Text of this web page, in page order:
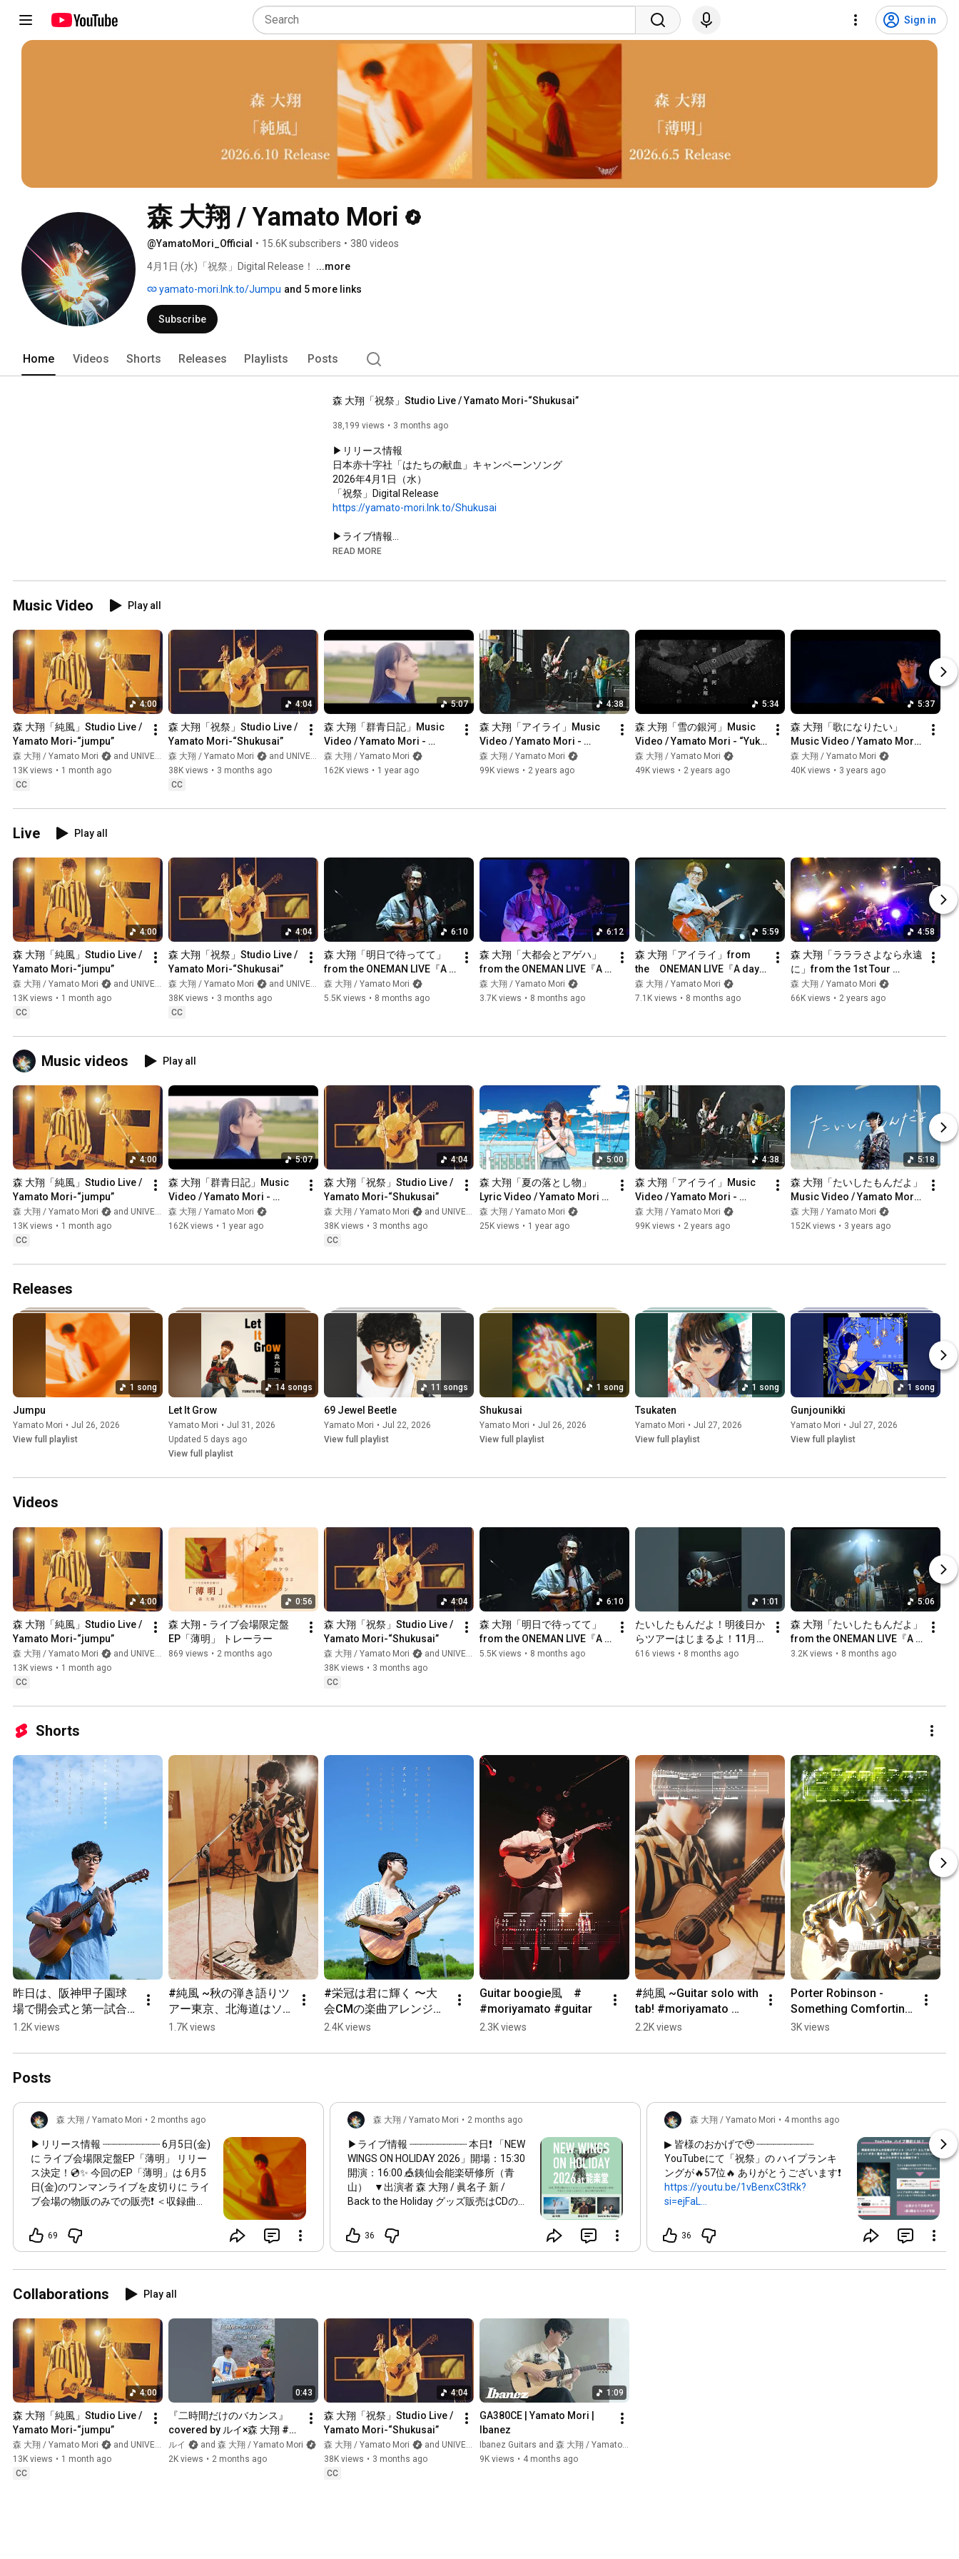
Sign in
森 大翔 / Yamato Mori
@YamatoMori_Official • 15.6K subscribers • 380 videos
4月1日 (水)「祝祭」Digital Release！ ...more
yamato-mori.lnk.to/Jumpu and 5 more links
Subscribe
Home Videos Shorts Releases Playlists Posts
森 大翔「祝祭」Studio Live / Yamato Mori-“Shukusai”
38,199 views 3 months ago
▶︎リリース情報
日本赤十字社「はたちの献血」キャンペーンソング
2026年4月1日（水）
https://yamato-mori.lnk.to/Shukusai
▶︎ライブ情報
森 大翔 LIVE「A day of YAMATO69/26」
会場：SHIBUYA PLEASURE PLEASURE
会場：大阪 Music Club JANUS
開場 18:15 / 開演 19:00
料金：一般指定席 ¥4,500（D別）
U-23指定席 ¥3,500（D別）
チケットプレイガイド先行中！
4月12日（日） 23:59
ローソン：
https://l-tike.com/artist/00000000093...
＊U-23指定席は公演当日に23歳以下のお客様用のチケットにな
__________________
Vo.Ag ：Yamato Mori
Producer：Yuya Hara
Production Assistant：Konatsu Kameyama
Director of Photography：Tomoka Sado
Cameraman：Yuya Mizukoshi, Yuya Tarui, Mizuki Sonoda
Camera Assistant：Ruka Yamaguchi
Colorist：Rikuto Tamura
Production：629inc
photo：Tetsuya Yamakawa
__________________
■森 大翔Profile
2003年6月生まれの22歳。北海道・知床 羅臼町出身。
小学6年の頃、従兄弟からの影響でギターを始める。インターネ
ットで様々なギタリストから影響を受け培ったギターテクニッ
クと、大自然で育まれた感性から生み出される楽曲を武器に、
16歳の時にイギリス・ロンドンで行われた「Young Guitarist of
the Year 2019 powered by Ernie Ball」（16歳以下のギタリスト
によるエレキギターの世界大会）に出場し、英国・米国など
卓越圧巻のギター演奏と無垢な歌声、そして独創的なセンスで
■森 大翔 関連リンク
Official HP：https://www.yamato-mori.com/
Official Instagram：
https://www.instagram.com/yamatooo_mori/
Official X： https://twitter.com/yamatooo_guitar
Official Staff X：
https://twitter.com/yamatomoristaff
YouTube Channel：
https://www.youtube.com/channel/UCLuj...
Official TikTok https://www.tiktok.com/@yamatooo_guitar
READ MORE
Music Video Play all
4:00
森 大翔「純風」Studio Live /
Yamato Mori-“jumpu”
森 大翔 / Yamato Mori
and UNIVERSAL MUSIC JAPAN
13K views • 1 month ago
CC
4:04
森 大翔「祝祭」Studio Live /
Yamato Mori-“Shukusai”
森 大翔 / Yamato Mori
and UNIVERSAL MUSIC JAPAN
38K views • 3 months ago
CC
5:07
森 大翔「群青日記」Music
Video / Yamato Mori -
“Gunjo Nikki”（ABCテレビ・
テレビ朝日系ドラマ「マイダ
森 大翔 / Yamato Mori
162K views • 1 year ago
4:38
森 大翔「アイライ」Music
Video / Yamato Mori -
“Airai”
森 大翔 / Yamato Mori
99K views • 2 years ago
5:34
森 大翔「雪の銀河」Music
Video / Yamato Mori - “Yuki
no Ginga”
森 大翔 / Yamato Mori
49K views • 2 years ago
5:37
森 大翔「歌になりたい」
Music Video / Yamato Mori -
“Uta Ni Naritai”
森 大翔 / Yamato Mori
40K views • 3 years ago
Live Play all
4:00
森 大翔「純風」Studio Live /
Yamato Mori-“jumpu”
森 大翔 / Yamato Mori
and UNIVERSAL MUSIC JAPAN
13K views • 1 month ago
CC
4:04
森 大翔「祝祭」Studio Live /
Yamato Mori-“Shukusai”
森 大翔 / Yamato Mori
and UNIVERSAL MUSIC JAPAN
38K views • 3 months ago
CC
6:10
森 大翔「明日で待ってて」
from the ONEMAN LIVE『A
day of YAMATO 69/25』＠渋
谷WWWX 2025.06.06
森 大翔 / Yamato Mori
5.5K views • 8 months ago
6:12
森 大翔「大都会とアゲハ」
from the ONEMAN LIVE『A
day of YAMATO 69/25』＠渋
谷WWWX 2025.06.06
森 大翔 / Yamato Mori
3.7K views • 8 months ago
5:59
森 大翔「アイライ」from
the　ONEMAN LIVE『A day
of YAMATO 69/25』＠渋谷
WWWX 2025.06.06
森 大翔 / Yamato Mori
7.1K views • 8 months ago
4:58
森 大翔「ラララさよなら永遠
に」from the 1st Tour
”Mountain &
Forest"@Shibuya WWW
森 大翔 / Yamato Mori
66K views • 2 years ago
Music videos Play all
4:00
森 大翔「純風」Studio Live /
Yamato Mori-“jumpu”
森 大翔 / Yamato Mori
and UNIVERSAL MUSIC JAPAN
13K views • 1 month ago
CC
5:07
森 大翔「群青日記」Music
Video / Yamato Mori -
“Gunjo Nikki”（ABCテレビ・
テレビ朝日系ドラマ「マイダ
森 大翔 / Yamato Mori
162K views • 1 year ago
4:04
森 大翔「祝祭」Studio Live /
Yamato Mori-“Shukusai”
森 大翔 / Yamato Mori
and UNIVERSAL MUSIC JAPAN
38K views • 3 months ago
CC
5:00
森 大翔「夏の落とし物」
Lyric Video / Yamato Mori -
“Natsu No Otoshimono”
森 大翔 / Yamato Mori
25K views • 1 year ago
4:38
森 大翔「アイライ」Music
Video / Yamato Mori -
“Airai”
森 大翔 / Yamato Mori
99K views • 2 years ago
5:18
森 大翔「たいしたもんだよ」
Music Video / Yamato Mori -
“Taishitamondayo”
森 大翔 / Yamato Mori
152K views • 3 years ago
Releases
1 song
Jumpu
Yamato Mori • Jul 26, 2026
View full playlist
14 songs
Let It Grow
Yamato Mori • Jul 31, 2026
Updated 5 days ago
View full playlist
11 songs
69 Jewel Beetle
Yamato Mori • Jul 22, 2026
View full playlist
1 song
Shukusai
Yamato Mori • Jul 26, 2026
View full playlist
1 song
Tsukaten
Yamato Mori • Jul 27, 2026
View full playlist
1 song
Gunjounikki
Yamato Mori • Jul 27, 2026
View full playlist
Videos
4:00
森 大翔「純風」Studio Live /
Yamato Mori-“jumpu”
森 大翔 / Yamato Mori
and UNIVERSAL MUSIC JAPAN
13K views • 1 month ago
CC
0:56
森 大翔 - ライブ会場限定盤
EP「薄明」 トレーラー
869 views • 2 months ago
4:04
森 大翔「祝祭」Studio Live /
Yamato Mori-“Shukusai”
森 大翔 / Yamato Mori
and UNIVERSAL MUSIC JAPAN
38K views • 3 months ago
CC
6:10
森 大翔「明日で待ってて」
from the ONEMAN LIVE『A
day of YAMATO 69/25』＠渋
5.5K views • 8 months ago
1:01
たいしたもんだよ！明後日か
らツアーはじまるよ！11月の
バンド編成ツアー
616 views • 8 months ago
5:06
森 大翔「たいしたもんだよ」
from the ONEMAN LIVE『A
day of YAMATO 69/25』＠渋
3.2K views • 8 months ago
Shorts
昨日は、阪神甲子園球
場で開会式と第一試合
を観戦しました！選手
熱量と集中力に心踊
り、熱狂しっぱなしで
した！暑さに気をつけ
て楽しんでいきましょ
う！ #森大翔 #栄冠は君
1.2K views
#純風 ~秋の弾き語りツ
アー東京、北海道はソ
ールドとなりました！
す！その他、5箇所はま
す！！ #moriyamato #
森大翔 #guitar
1.7K views
#栄冠は君に輝く 〜大
会CMの楽曲アレンジと
歌唱を担当させていた
せも決まり、開会式ま
ろん、全国の高校球児
の皆さんを応援します
2.4K views
Guitar boogie風　#
#moriyamato #guitar
2.3K views
#純風 ~Guitar solo with
tab! #moriyamato
#acousticguitar
2.2K views
Porter Robinson -
Something Comforting
(Acoustic)本当に大好き
曲！ #moriyamato
3K views
Posts
森 大翔 / Yamato Mori • 2 months ago
▶︎リリース情報 ┈┈┈┈┈┈┈┈┈┈ 6月5日(金)
に ライブ会場限定盤EP「薄明」 リリー
ス決定！💿✨ 今回のEP「薄明」は 6月5
日(金)のワンマンライブを皮切りに ライ
ブ会場の物販のみでの販売❗️ ＜収録曲＞
PROA-101 ￥2,200(税込)
69
森 大翔 / Yamato Mori • 2 months ago
▶︎ライブ情報 ┈┈┈┈┈┈┈┈┈┈ 本日❗️ 「NEW
WINGS ON HOLIDAY 2026」開場： 15:30
開演： 16:00 🎪銕仙会能楽研修所（青
山） ▼出演者 森 大翔 / 眞名子 新 /
Back to the Holiday グッズ販売はCDのみ
ざいません！ キャッシュレス可能
36
森 大翔 / Yamato Mori • 4 months ago
▶ 皆様のおかげで🥹 ┈┈┈┈┈┈┈┈┈┈
YouTubeにて「祝祭」の ハイプランキ
ングが🔥57位🔥 ありがとうございます❗️
https://youtu.be/1vBenxC3tRk?
si=ejFaL...
ので ぜひ盛り上げてください〜💐
36
Collaborations Play all
4:00
森 大翔「純風」Studio Live /
Yamato Mori-“jumpu”
森 大翔 / Yamato Mori
and UNIVERSAL MUSIC JAPAN
13K views • 1 month ago
CC
0:43
『二時間だけのバカンス』
covered by ルイ×森 大翔 #シ
ンガーソングライター #弾き
語り
ルイ
and 森 大翔 / Yamato Mori
2K views • 2 months ago
4:04
森 大翔「祝祭」Studio Live /
Yamato Mori-“Shukusai”
森 大翔 / Yamato Mori
and UNIVERSAL MUSIC JAPAN
38K views • 3 months ago
CC
1:09
GA380CE | Yamato Mori |
Ibanez
Ibanez Guitars and 森 大翔 / Yamato Mori
9K views • 4 months ago